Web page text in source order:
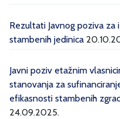
Rezultati Javnog poziva
stambenih jedinica
Javni poziv etažnim
stanovanja za
efikasnosti stambenih
24.09.2025.